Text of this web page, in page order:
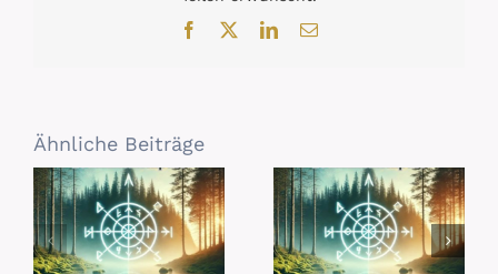
Facebook
LinkedIn
E-
Ähnliche Beiträge